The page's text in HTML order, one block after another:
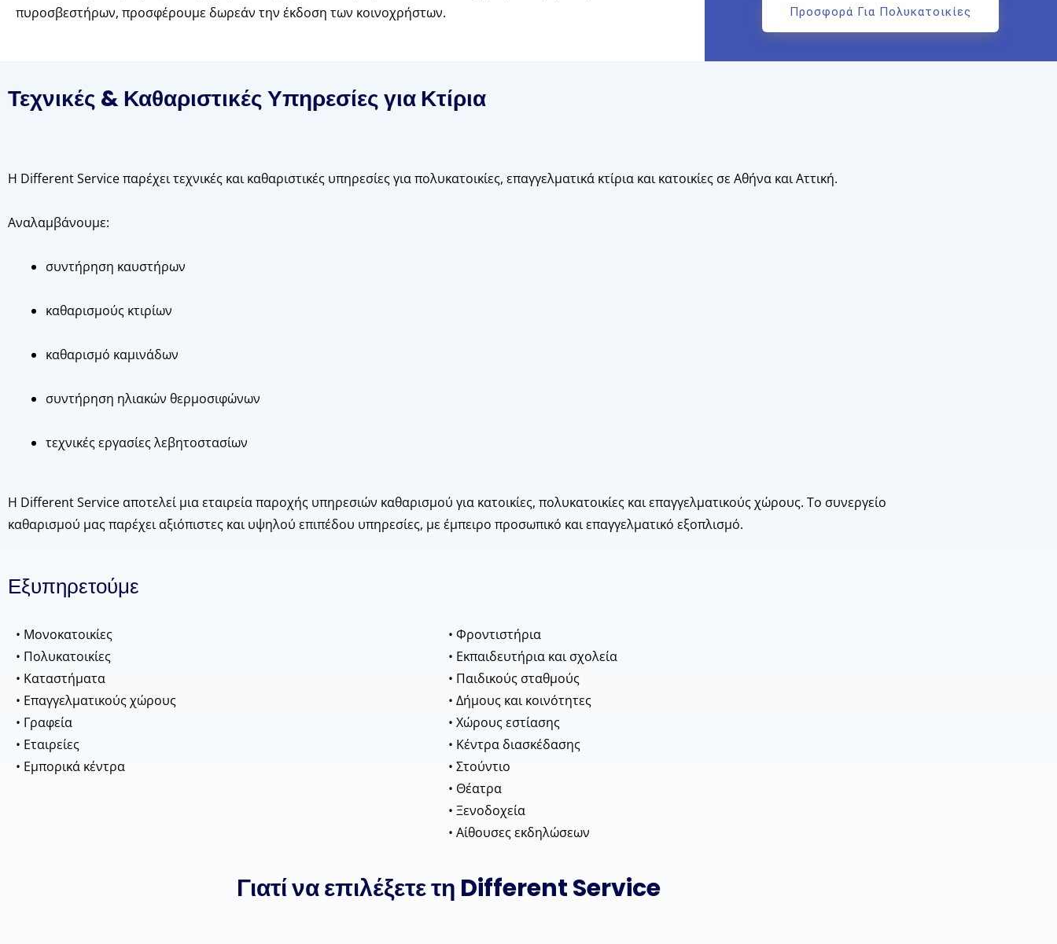
πυροσβεστήρων, προσφέρουμε δωρεάν την έκδοση των κοινοχρήστων.
Προσφορά Για Πολυκατοικίες
Τεχνικές & Καθαριστικές Υπηρεσίες για Κτίρια
Η Different Service παρέχει τεχνικές και καθαριστικές υπηρεσίες για πολυκατοικίες, επαγγελματικά κτίρια και κατοικίες σε Αθήνα και Αττική.
Αναλαμβάνουμε:
συντήρηση καυστήρων
καθαρισμούς κτιρίων
καθαρισμό καμινάδων
συντήρηση ηλιακών θερμοσιφώνων
τεχνικές εργασίες λεβητοστασίων
Η Different Service αποτελεί μια εταιρεία παροχής υπηρεσιών καθαρισμού για κατοικίες, πολυκατοικίες και επαγγελματικούς χώρους. Το συνεργείο
καθαρισμού μας παρέχει αξιόπιστες και υψηλού επιπέδου υπηρεσίες, με έμπειρο προσωπικό και επαγγελματικό εξοπλισμό.
Εξυπηρετούμε
• Μονοκατοικίες
• Πολυκατοικίες
• Καταστήματα
• Επαγγελματικούς χώρους
• Γραφεία
• Εταιρείες
• Εμπορικά κέντρα
• Φροντιστήρια
• Εκπαιδευτήρια και σχολεία
• Παιδικούς σταθμούς
• Δήμους και κοινότητες
• Χώρους εστίασης
• Κέντρα διασκέδασης
• Στούντιο
• Θέατρα
• Ξενοδοχεία
• Αίθουσες εκδηλώσεων
Γιατί να επιλέξετε τη Different Service